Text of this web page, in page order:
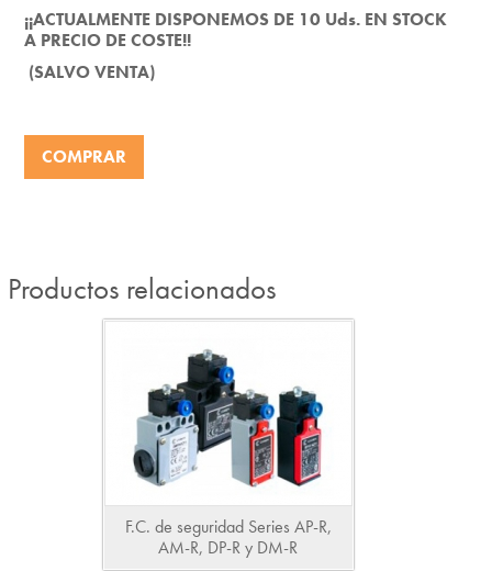
¡¡ACTUALMENTE DISPONEMOS DE 10 Uds. EN STOCK
A PRECIO DE COSTE!!
(SALVO VENTA)
COMPRAR
Productos relacionados
F.C. de seguridad Series AP-R,
AM-R, DP-R y DM-R